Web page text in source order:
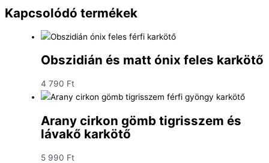
Kapcsolódó termékek
Obszidián és matt ónix feles karkötő
4 790 Ft
Arany cirkon gömb tigrisszem és
lávakő karkötő
5 990 Ft